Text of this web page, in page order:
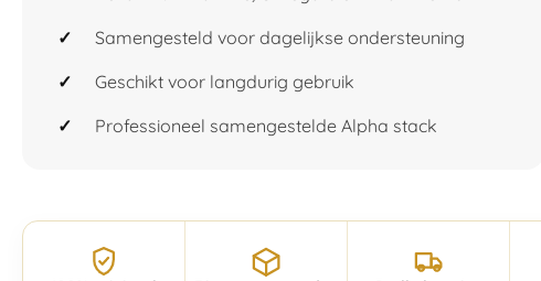
Samengesteld voor dagelijkse ondersteuning
Geschikt voor langdurig gebruik
Professioneel samengestelde Alpha stack